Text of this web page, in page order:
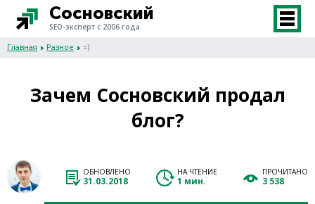
Сосновский
SEO-эксперт с 2006 года
Главная Разное =)
Зачем Сосновский продал
блог?
ОБНОВЛЕНО
31.03.2018
НА ЧТЕНИЕ
1 мин.
ПРОЧИТАНО
3 538